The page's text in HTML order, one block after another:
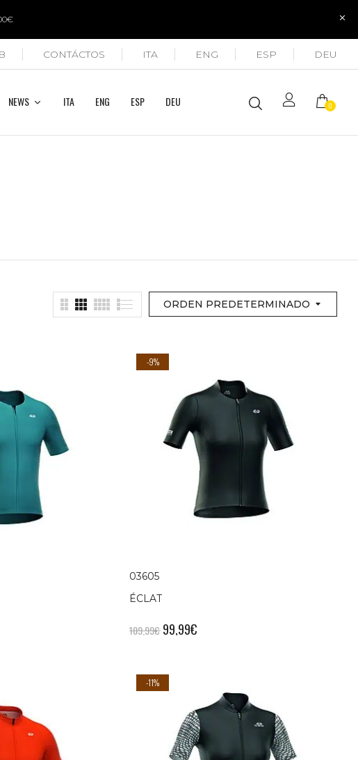
CONTÁCTOS ITA ENG ESP DEU
NEWS ITA ENG ESP DEU 0
ORDEN PREDETERMINADO
-9%
03605
ÉCLAT
109,99€ 99,99€
-11%